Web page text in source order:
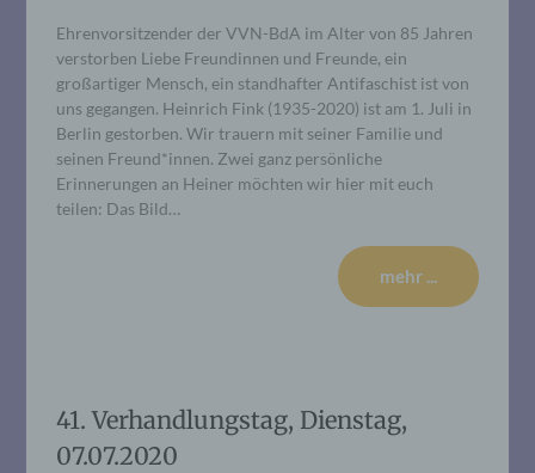
Ehrenvorsitzender der VVN-BdA im Alter von 85 Jahren
verstorben Liebe Freundinnen und Freunde, ein
großartiger Mensch, ein standhafter Antifaschist ist von
uns gegangen. Heinrich Fink (1935-2020) ist am 1. Juli in
Berlin gestorben. Wir trauern mit seiner Familie und
seinen Freund*innen. Zwei ganz persönliche
Erinnerungen an Heiner möchten wir hier mit euch
teilen: Das Bild…
mehr ...
41. Verhandlungstag, Dienstag,
07.07.2020